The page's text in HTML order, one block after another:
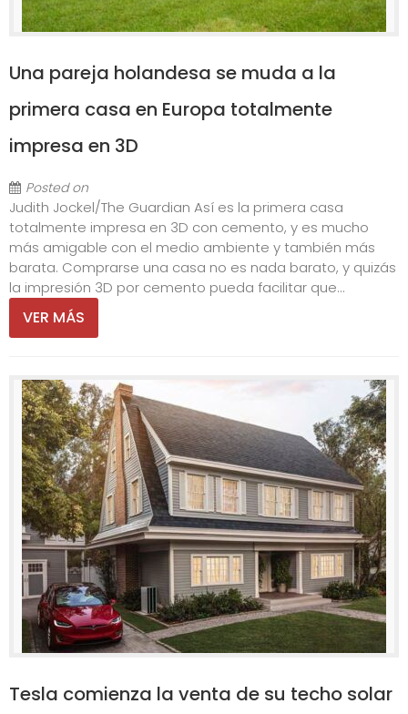
Una pareja holandesa se muda a la
primera casa en Europa totalmente
impresa en 3D
Posted on
Judith Jockel/The Guardian Así es la primera casa
totalmente impresa en 3D con cemento, y es mucho
más amigable con el medio ambiente y también más
barata. Comprarse una casa no es nada barato, y quizás
la impresión 3D por cemento pueda facilitar que...
VER MÁS
Tesla comienza la venta de su techo solar